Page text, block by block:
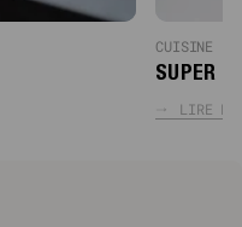
CUISINE
SUPER
LIRE